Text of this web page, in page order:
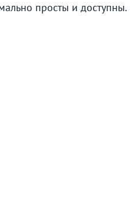
просты и доступны.